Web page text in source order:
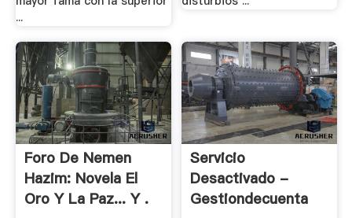
...
Foro De Nemen
Hazim: Novela El
Oro Y La Paz... Y .
Servicio
Desactivado -
Gestiondecuenta